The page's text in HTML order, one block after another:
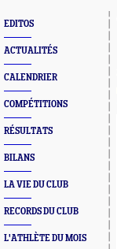
EDITOS
ACTUALITÉS
CALENDRIER
COMPÉTITIONS
RÉSULTATS
BILANS
LA VIE DU CLUB
RECORDS DU CLUB
L'ATHLÈTE DU MOIS